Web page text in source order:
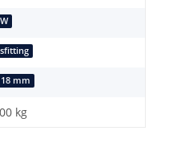
mm
kg